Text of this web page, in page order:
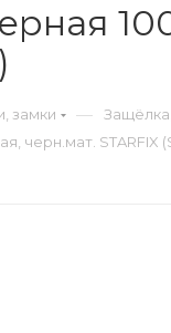
замки —
черн.мат. STARFIX